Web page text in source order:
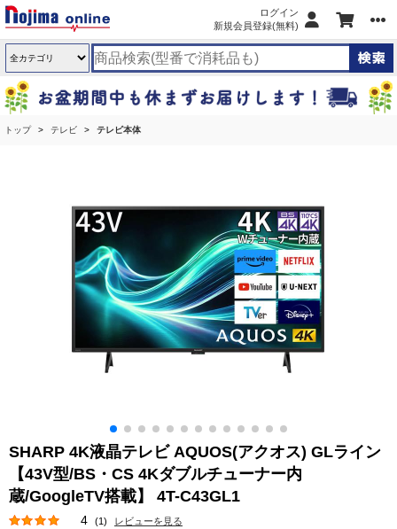
ログイン
新規会員登録(無料)
トップ テレビ テレビ本体
SHARP 4K液晶テレビ AQUOS(アクオス) GLライン
【43V型/BS・CS 4Kダブルチューナー内
蔵/GoogleTV搭載】 4T-C43GL1
4 (1) レビューを見る